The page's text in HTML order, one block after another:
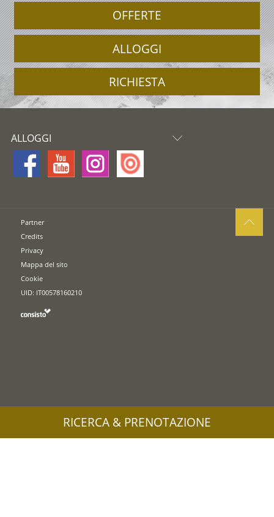
OFFERTE
ALLOGGI
RICHIESTA
ALLOGGI
Partner
Credits
Privacy
Mappa del sito
Cookie
UID: IT00578160210
RICERCA & PRENOTAZIONE